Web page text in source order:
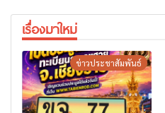
เรื่องมาใหม่
ข่าวประชาสัมพันธ์